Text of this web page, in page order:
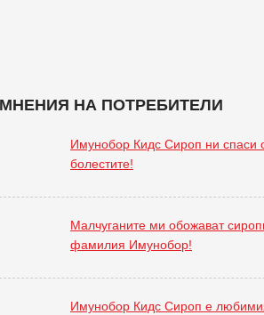
МНЕНИЯ НА ПОТРЕБИТЕЛИ
Имунобор Кидс Сироп ни спаси
болестите!
Малчуганите ми обожават
фамилия Имунобор!
Имунобор Кидс Сироп е